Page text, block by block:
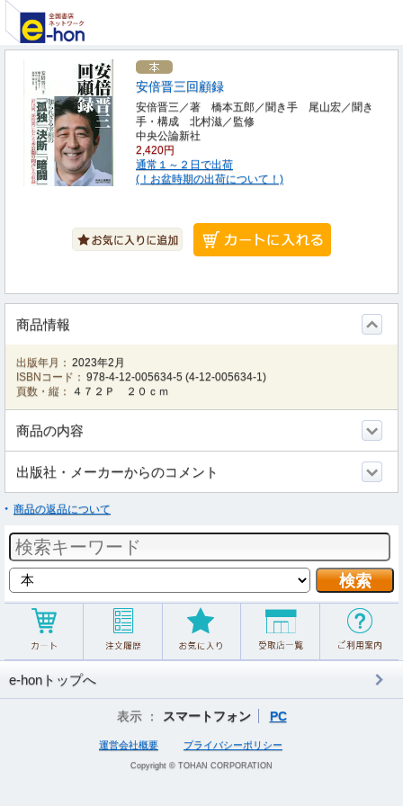
安倍晋三回顧録
安倍晋三／著 橋本五郎／聞き手 尾山宏／聞き
手・構成 北村滋／監修
中央公論新社
2,420円
通常１～２日で出荷
(！お盆時期の出荷について！)
商品情報
出版年月： 2023年2月
ISBNコード： 978-4-12-005634-5 (4-12-005634-1)
頁数・縦：
４７２Ｐ ２０ｃｍ
商品の内容
出版社・メーカーからのコメント
商品の返品について
e-honトップへ
表示 ： スマートフォン PC
運営会社概要 プライバシーポリシー
Copyright © TOHAN CORPORATION